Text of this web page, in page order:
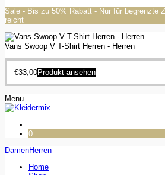
Sale - Bis zu 50% Rabatt - Nur für begrenzte
reicht
Vans Swoop V T-Shirt Herren - Herren
€33,00Produkt ansehen
Menu
0
DamenHerren
Home